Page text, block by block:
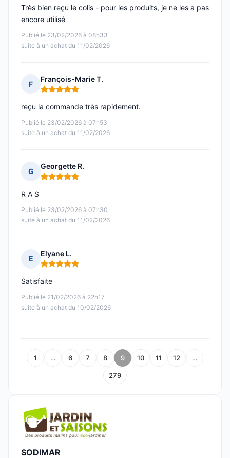
Publié le 23/02/2026 à 08h33
suite à un achat du 11/02/2026
Très bien reçu le colis - pour les produits, je ne les a pas
encore utilisé
F
François-Marie T.
Note : 5 sur 5
Publié le 23/02/2026 à 07h53
suite à un achat du 11/02/2026
reçu la commande très rapidement.
G
Georgette R.
Note : 5 sur 5
Publié le 23/02/2026 à 07h30
suite à un achat du 11/02/2026
R A S
E
Elyane L.
Note : 5 sur 5
Publié le 21/02/2026 à 22h17
suite à un achat du 10/02/2026
Satisfaite
1 … 6 7 8 9 10 11 12 …
279
SODIMAR